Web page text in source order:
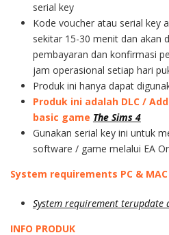
serial key
Kode voucher atau serial key
sekitar 15-30 menit dan akan
pembayaran dan konfirmasi
jam operasional setiap hari
Produk ini hanya dapat
Produk ini adalah DLC /
basic game The Sims 4
Gunakan serial key ini untuk
software / game melalui EA
System requirements PC & MAC
System requirement
INFO PRODUK